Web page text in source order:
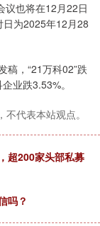
也将在12月22日
为2025年12月28
，“21万科02”跌
业跌3.53%。
代表本站观点。
超200家头部私募
吗？